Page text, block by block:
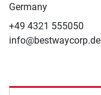
Germany
+49 4321 555050
info@bestwaycorp.de